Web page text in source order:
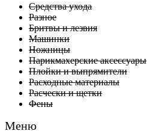
Средства ухода
Разное
Бритвы и лезвия
Машинки
Ножницы
Парикмахерские аксессуары
Плойки и выпрямители
Расходные материалы
Расчески и щетки
Фены
Меню